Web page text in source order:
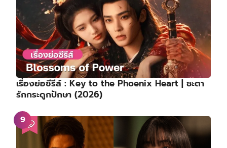
เรื่องย่อซีรีส์ : Key to the Phoenix Heart | ชะตา
รักกระดูกปักษา (2026)